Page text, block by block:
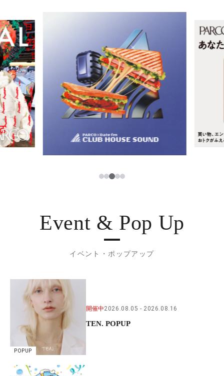
ニュース
レストラン・カフェ
TAX FREE
PARCOメンバーズ
JP
한국어
ภาษาไทย
日本語
1234
Event & Pop Up
イベント・ポップアップ
POPUP
開催中2026.08.05 2026.08.16
TEN. POPUP